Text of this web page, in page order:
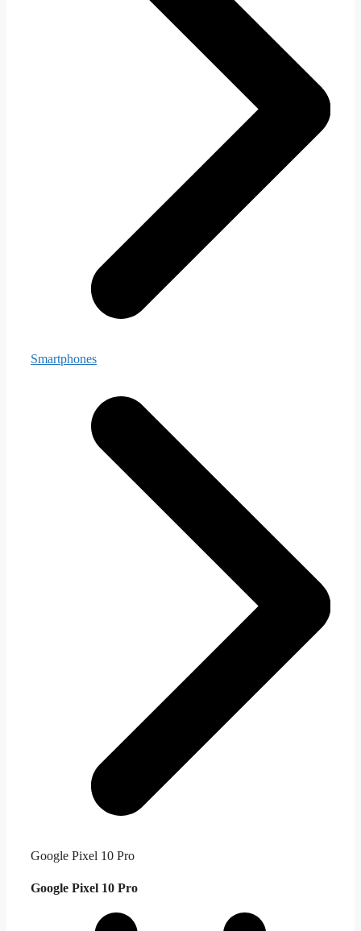
Smartphones
Google Pixel 10 Pro
Google Pixel 10 Pro